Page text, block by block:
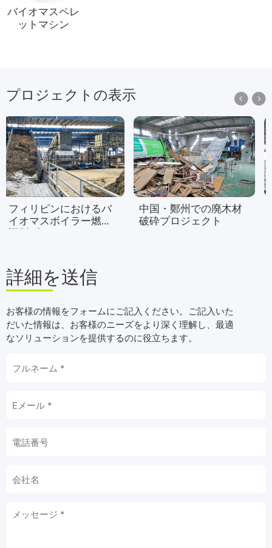
バイオマスペレ
ットマシン
プロジェクトの表示
フィリピンにおけるバ
イオマスボイラー燃料
調製プロジェクト
中国・鄭州での廃木材
破砕プロジェクト
 
詳細を送信
お客様の情報をフォームにご記入ください。ご記入いた
だいた情報は、お客様のニーズをより深く理解し、最適
なソリューションを提供するのに役立ちます。